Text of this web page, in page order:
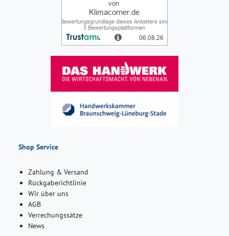
Shop Service
Zahlung & Versand
Rückgaberichtlinie
Wir über uns
AGB
Verrechungssätze
News